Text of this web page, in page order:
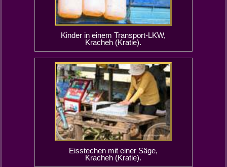
Kinder in einem Transport-LKW,
Kracheh (Kratie).
Eisstechen mit einer Säge,
Kracheh (Kratie).